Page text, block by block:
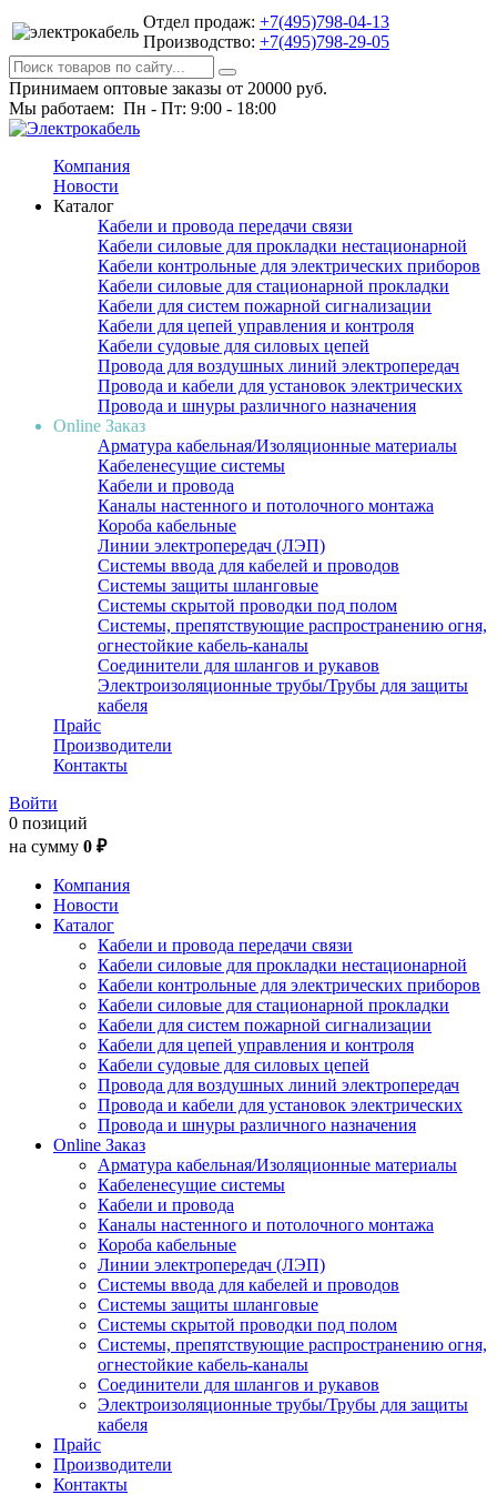
Отдел продаж: +7(495)798-04-13
Производство: +7(495)798-29-05
Принимаем оптовые заказы от 20000 руб.
Мы работаем: Пн - Пт: 9:00 - 18:00
Компания
Новости
Каталог
Кабели и провода передачи связи
Кабели силовые для прокладки нестационарной
Кабели контрольные для электрических приборов
Кабели силовые для стационарной прокладки
Кабели для систем пожарной сигнализации
Кабели для цепей управления и контроля
Кабели судовые для силовых цепей
Провода для воздушных линий электропередач
Провода и кабели для установок электрических
Провода и шнуры различного назначения
Online Заказ
Арматура кабельная/Изоляционные материалы
Кабеленесущие системы
Кабели и провода
Каналы настенного и потолочного монтажа
Короба кабельные
Линии электропередач (ЛЭП)
Системы ввода для кабелей и проводов
Системы защиты шланговые
Системы скрытой проводки под полом
Системы, препятствующие распространению огня,
огнестойкие кабель-каналы
Соединители для шлангов и рукавов
Электроизоляционные трубы/Трубы для защиты
кабеля
Прайс
Производители
Контакты
Войти
0 позиций
на сумму 0 ₽
Компания
Новости
Каталог
Кабели и провода передачи связи
Кабели силовые для прокладки нестационарной
Кабели контрольные для электрических приборов
Кабели силовые для стационарной прокладки
Кабели для систем пожарной сигнализации
Кабели для цепей управления и контроля
Кабели судовые для силовых цепей
Провода для воздушных линий электропередач
Провода и кабели для установок электрических
Провода и шнуры различного назначения
Online Заказ
Арматура кабельная/Изоляционные материалы
Кабеленесущие системы
Кабели и провода
Каналы настенного и потолочного монтажа
Короба кабельные
Линии электропередач (ЛЭП)
Системы ввода для кабелей и проводов
Системы защиты шланговые
Системы скрытой проводки под полом
Системы, препятствующие распространению огня,
огнестойкие кабель-каналы
Соединители для шлангов и рукавов
Электроизоляционные трубы/Трубы для защиты
кабеля
Прайс
Производители
Контакты